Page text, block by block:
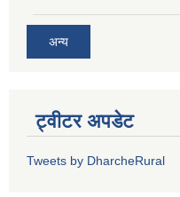
अन्य
ट्वीटर अपडेट
Tweets by DharcheRural